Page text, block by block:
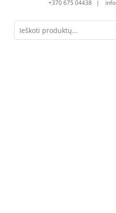
+370 675 04438 |